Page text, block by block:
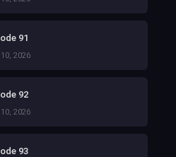
91
2026
92
2026
93